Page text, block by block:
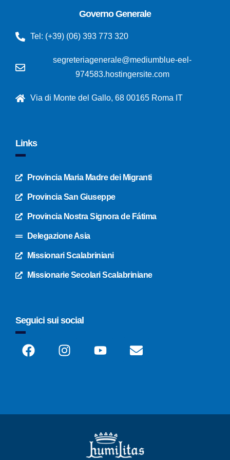
Governo Generale
Tel: (+39) (06) 393 773 320
segreteriagenerale@mediumblue-eel-
974583.hostingersite.com
Via di Monte del Gallo, 68 00165 Roma IT
Links
Provincia Maria Madre dei Migranti
Provincia San Giuseppe
Provincia Nostra Signora de Fátima
Delegazione Asia
Missionari Scalabriniani
Missionarie Secolari Scalabriniane
Seguici sui social